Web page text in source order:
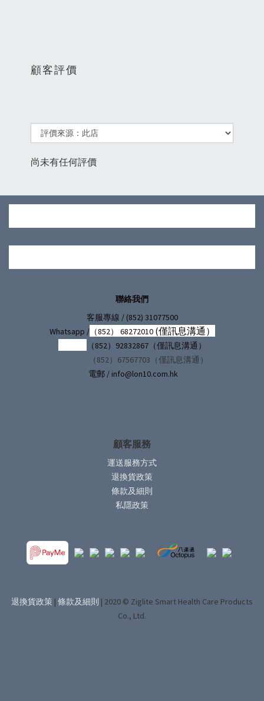
顧客評價
尚未有任何評價
聯絡我們
客服專線 / (852) 31077500
Whatsapp /（852） 68272010 (僅訊息溝通）
（852）92832867（僅訊息溝通）
（852）67567703（僅訊息溝通）
電郵 / info@lon10.com.hk
顧客服務
運送服務方式
退換貨政策
條款及細則
私隱政策
退換貨政策 | 條款及細則 | 2020 © Ziglite Smart Health Care Products
Co., Ltd.